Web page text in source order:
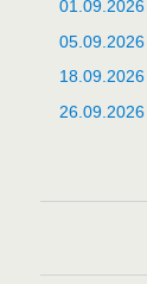
01.09.2026
05.09.2026
18.09.2026
26.09.2026